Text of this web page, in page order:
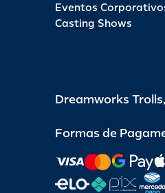
Eventos
Casting Shows
Dreamworks
Formas de